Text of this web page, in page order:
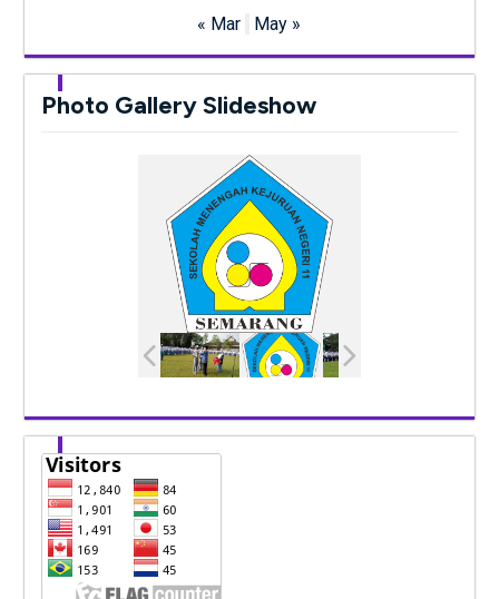
« Mar May »
Photo Gallery Slideshow